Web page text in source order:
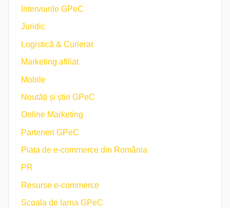
Interviurile GPeC
Juridic
Logistică & Curierat
Marketing afiliat
Mobile
Noutăți și știri GPeC
Online Marketing
Parteneri GPeC
Piața de e-commerce din România
PR
Resurse e-commerce
Scoala de Iarna GPeC